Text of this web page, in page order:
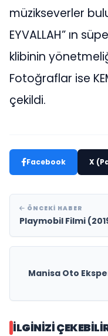
müzikseverler
EYVALLAH” ın
klibinin
Fotoğraflar ise
çekildi.
Facebook X
ÖNCEKI HABER
Playmobil Filmi
Manisa Oto
İLGINIZI